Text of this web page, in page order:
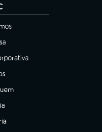
aba)
nova aba)
nova aba)
aba)
nova aba)
nova aba)